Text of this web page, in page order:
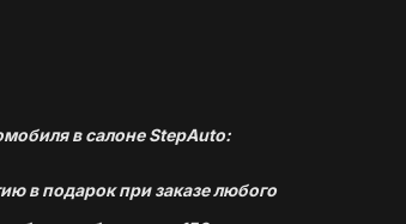
в салоне StepAuto:
в подарок при заказе любого